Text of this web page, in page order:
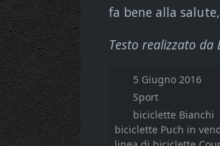
fa bene alla
Testo realizzato da
5 Giugno 2016
Sport
biciclette Bianchi
biciclette Puch in